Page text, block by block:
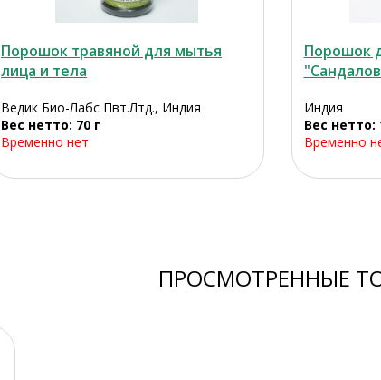
Порошок травяной для мытья
лица и тела
Ведик Био-Лабс Пвт.Лтд., Индия
Вес нетто: 70 г
Временно нет
Порошок
Индия
Вес нетто:
Временно
ПРОСМОТРЕННЫЕ